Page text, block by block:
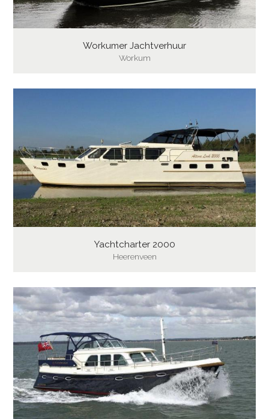
Workumer Jachtverhuur
Workum
Yachtcharter 2000
Heerenveen